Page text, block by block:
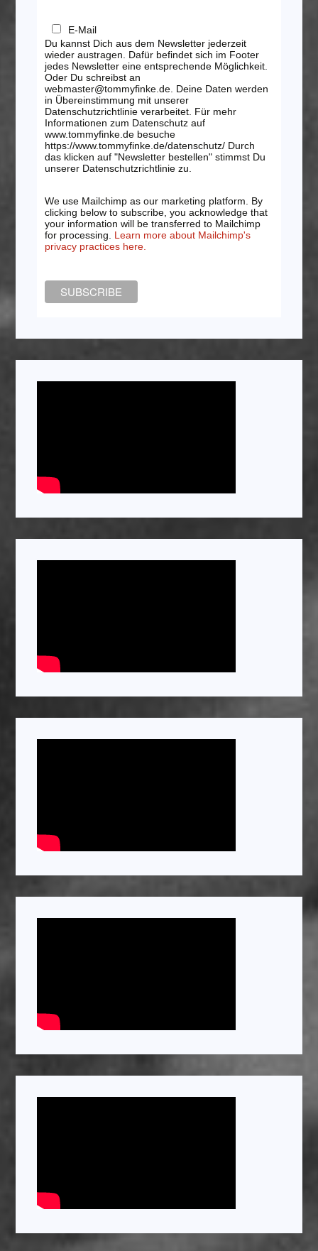
E-Mail
Du kannst Dich aus dem Newsletter jederzeit
wieder austragen. Dafür befindet sich im Footer
jedes Newsletter eine entsprechende Möglichkeit.
Oder Du schreibst an
webmaster@tommyfinke.de. Deine Daten werden
in Übereinstimmung mit unserer
Datenschutzrichtlinie verarbeitet. Für mehr
Informationen zum Datenschutz auf
www.tommyfinke.de besuche
https://www.tommyfinke.de/datenschutz/ Durch
das klicken auf "Newsletter bestellen" stimmst Du
unserer Datenschutzrichtlinie zu.
We use Mailchimp as our marketing platform. By
clicking below to subscribe, you acknowledge that
your information will be transferred to Mailchimp
for processing. Learn more about Mailchimp's
privacy practices here.